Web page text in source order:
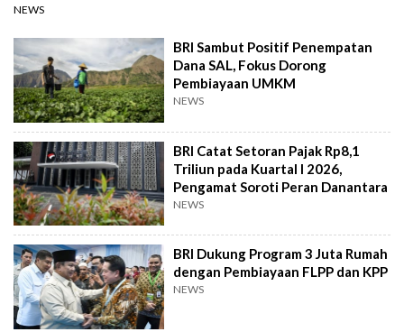
NEWS
BRI Sambut Positif Penempatan
Dana SAL, Fokus Dorong
Pembiayaan UMKM
NEWS
BRI Catat Setoran Pajak Rp8,1
Triliun pada Kuartal I 2026,
Pengamat Soroti Peran Danantara
NEWS
BRI Dukung Program 3 Juta Rumah
dengan Pembiayaan FLPP dan KPP
NEWS